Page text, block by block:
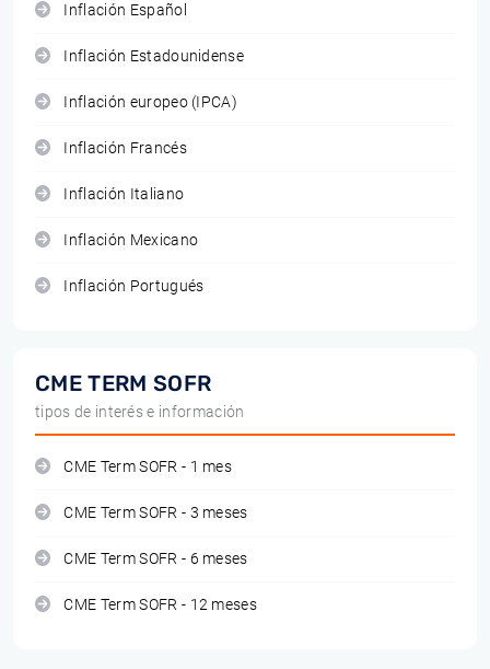
Inflación Español
Inflación Estadounidense
Inflación europeo (IPCA)
Inflación Francés
Inflación Italiano
Inflación Mexicano
Inflación Portugués
CME TERM SOFR
tipos de interés e información
CME Term SOFR - 1 mes
CME Term SOFR - 3 meses
CME Term SOFR - 6 meses
CME Term SOFR - 12 meses